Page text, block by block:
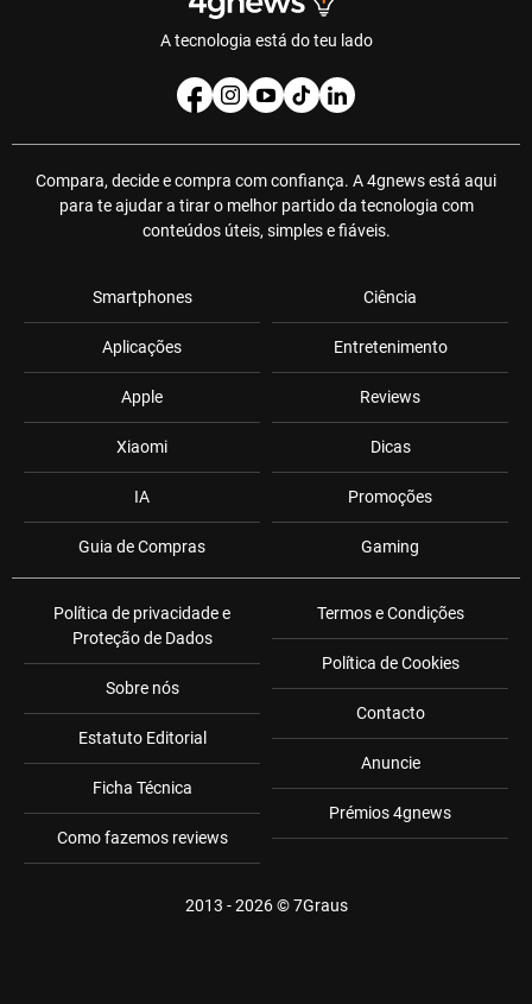
A tecnologia está do teu lado
Compara, decide e compra com confiança. A 4gnews está aqui
para te ajudar a tirar o melhor partido da tecnologia com
conteúdos úteis, simples e fiáveis.
Smartphones
Aplicações
Apple
Xiaomi
IA
Guia de Compras
Ciência
Entretenimento
Reviews
Dicas
Promoções
Gaming
Política de privacidade e
Proteção de Dados
Sobre nós
Estatuto Editorial
Ficha Técnica
Como fazemos reviews
Termos e Condições
Política de Cookies
Contacto
Anuncie
Prémios 4gnews
2013 - 2026 ©7Graus